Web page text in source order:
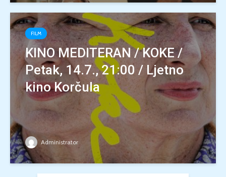
FILM
KINO MEDITERAN / KOKE /
Petak, 14.7., 21:00 / Ljetno
kino Korčula
Administrator